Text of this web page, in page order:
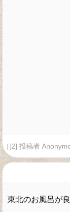
（[2] 投稿者
東北のお風呂が